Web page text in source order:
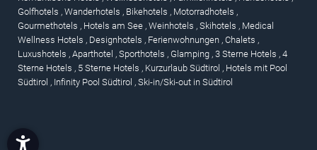
Golfhotels , Wanderhotels , Bikehotels , Motorradhotels ,
Gourmethotels , Hotels am See , Weinhotels , Skihotels , Medical
Wellness Hotels , Designhotels , Ferienwohnungen , Chalets ,
Luxushotels , Aparthotel , Sporthotels , Glamping , 3 Sterne Hotels , 4
Sterne Hotels , 5 Sterne Hotels , Kurzurlaub Südtirol , Hotels mit Pool
Südtirol , Infinity Pool Südtirol , Ski-in/Ski-out in Südtirol